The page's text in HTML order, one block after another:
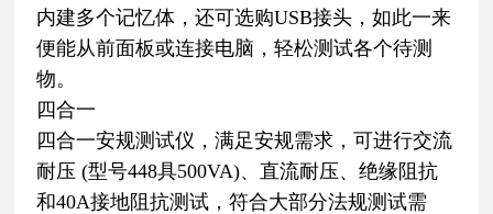
内建多个记忆体，还可选购USB接头，如此一来
便能从前面板或连接电脑，轻松测试各个待测
物。
四合一
四合一安规测试仪，满足安规需求，可进行交流
耐压 (型号448具500VA)、直流耐压、绝缘阻抗
和40A接地阻抗测试，符合大部分法规测试需